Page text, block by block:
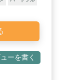
ーを書く